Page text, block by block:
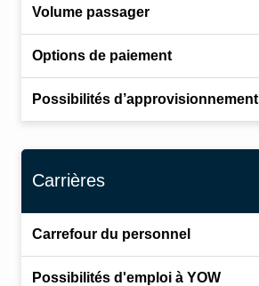
Volume passager
Options de paiement
Possibilités d’approvisionnement
Carrières
Carrefour du personnel
Possibilités d'emploi à YOW